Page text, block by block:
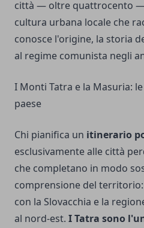
città — oltre quattrocento
cultura urbana locale che
conosce l'origine, la storia
al regime comunista negli
I Monti Tatra e la Masuria:
paese
Chi pianifica un itinerario
esclusivamente alle città
che completano in modo
comprensione del
con la Slovacchia e la
al nord-est. I Tatra sono